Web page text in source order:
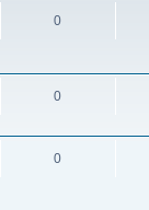
0
0
0